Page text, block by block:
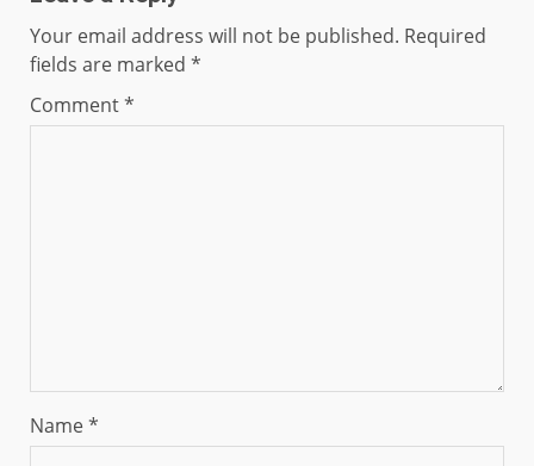
Your email address will not be published. Required
fields are marked *
Comment*
Name*